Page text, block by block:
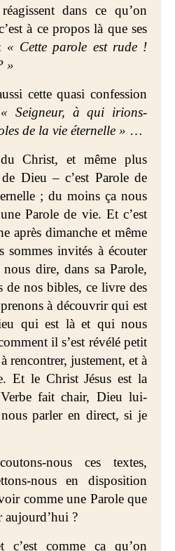
dans ce qu’on
à ce propos là que ses
« Cette parole est rude !
»
cette quasi confession
« Seigneur, à qui irions-
de la vie éternelle » …
Christ, et même plus
Dieu – c’est Parole de
; du moins ça nous
Parole de vie. Et c’est
après dimanche et même
sommes invités à écouter
dire, dans sa Parole,
de nos bibles, ce livre des
à découvrir qui est
qui est là et qui nous
il s’est révélé petit
rencontrer, justement, et à
Et le Christ Jésus est la
fait chair, Dieu lui-
parler en direct, si je
nous ces textes,
nous en disposition
comme une Parole que
aujourd’hui ?
c’est comme ça qu’on